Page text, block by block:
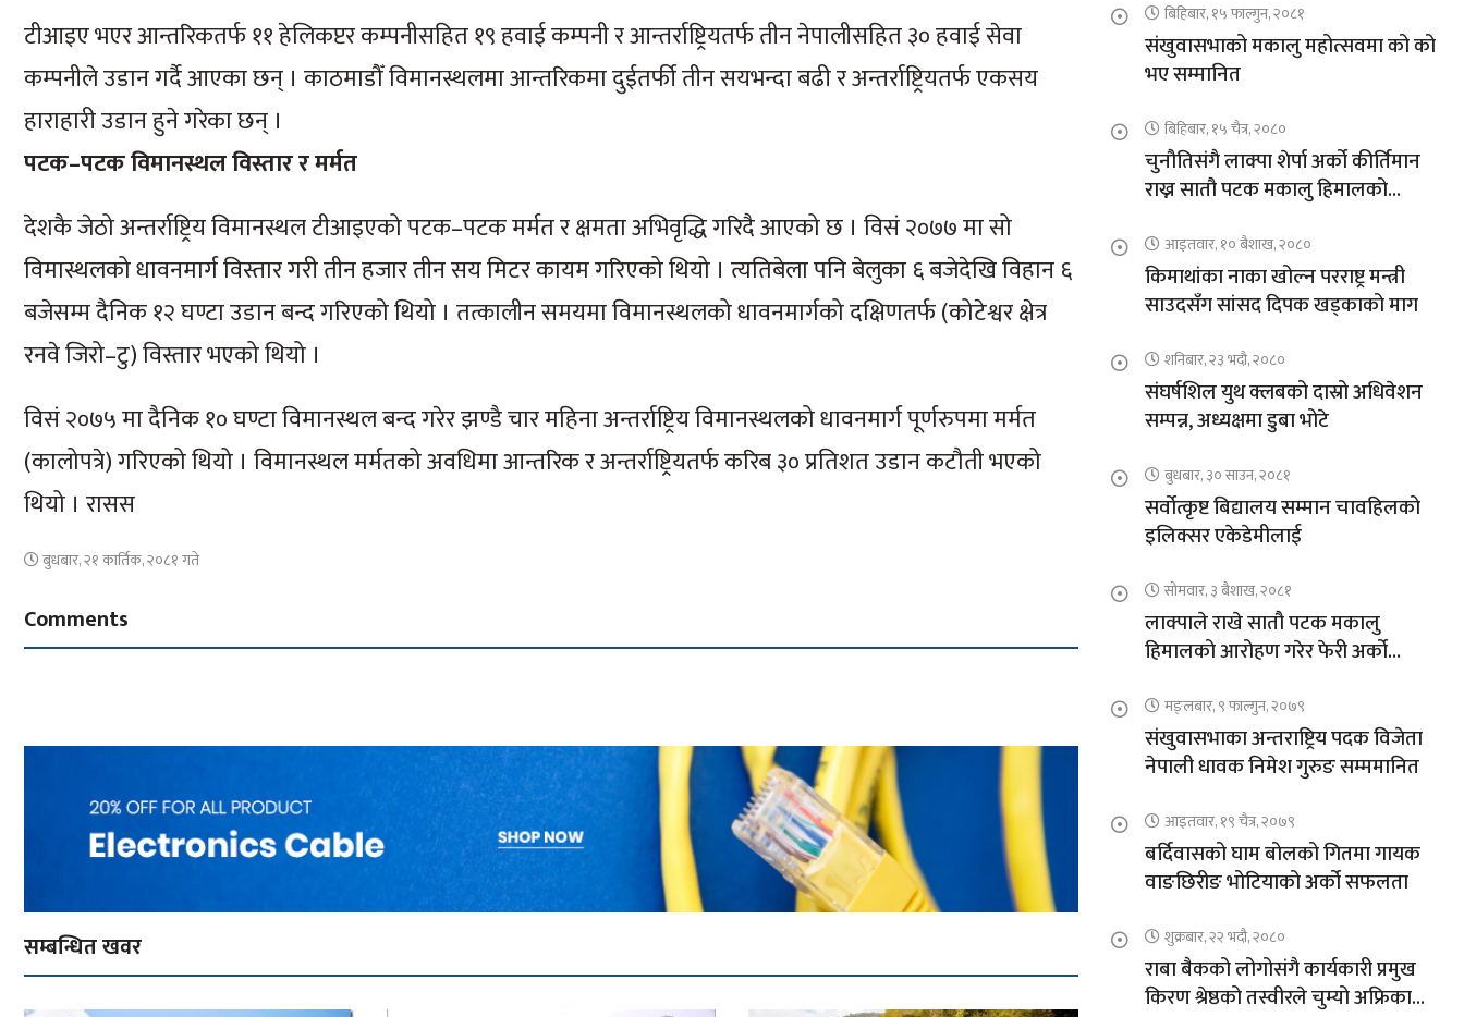
टीआइए भएर आन्तरिकतर्फ ११ हेलिकप्टर कम्पनीसहित १९ हवाई कम्पनी र आन्तर्राष्ट्रियतर्फ तीन नेपालीसहित ३० हवाई सेवा
कम्पनीले उडान गर्दै आएका छन् । काठमाडौँ विमानस्थलमा आन्तरिकमा दुईतर्फी तीन सयभन्दा बढी र अन्तर्राष्ट्रियतर्फ एकसय
हाराहारी उडान हुने गरेका छन् ।
पटक–पटक विमानस्थल विस्तार र मर्मत
देशकै जेठो अन्तर्राष्ट्रिय विमानस्थल टीआइएको पटक–पटक मर्मत र क्षमता अभिवृद्धि गरिदै आएको छ । विसं २०७७ मा सो
विमास्थलको धावनमार्ग विस्तार गरी तीन हजार तीन सय मिटर कायम गरिएको थियो । त्यतिबेला पनि बेलुका ६ बजेदेखि विहान ६
बजेसम्म दैनिक १२ घण्टा उडान बन्द गरिएको थियो । तत्कालीन समयमा विमानस्थलको धावनमार्गको दक्षिणतर्फ (कोटेश्वर क्षेत्र
रनवे जिरो–टु) विस्तार भएको थियो ।
विसं २०७५ मा दैनिक १० घण्टा विमानस्थल बन्द गरेर झण्डै चार महिना अन्तर्राष्ट्रिय विमानस्थलको धावनमार्ग पूर्णरुपमा मर्मत
(कालोपत्रे) गरिएको थियो । विमानस्थल मर्मतको अवधिमा आन्तरिक र अन्तर्राष्ट्रियतर्फ करिब ३० प्रतिशत उडान कटौती भएको
थियो । रासस
बुधबार, २१ कार्तिक, २०८१ गते
Comments
सम्बन्धित खवर
बिहिबार, १५ फाल्गुन, २०८१
संखुवासभाको मकालु महोत्सवमा को को
भए सम्मानित
बिहिबार, १५ चैत्र, २०८०
चुनौतिसंगै लाक्पा शेर्पा अर्को कीर्तिमान
राख्न सातौ पटक मकालु हिमालको
आइतवार, १० बैशाख, २०८०
किमाथांका नाका खोल्न परराष्ट्र मन्त्री
साउदसँग सांसद दिपक खड्काको माग
शनिबार, २३ भदौ, २०८०
संघर्षशिल युथ क्लबको दास्रो अधिवेशन
सम्पन्न, अध्यक्षमा डुबा भोटे
बुधबार, ३० साउन, २०८१
सर्वोत्कृष्ट बिद्यालय सम्मान चावहिलको
इलिक्सर एकेडेमीलाई
सोमवार, ३ बैशाख, २०८१
लाक्पाले राखे सातौ पटक मकालु
हिमालको आरोहण गरेर फेरी अर्को
मङ्लबार, ९ फाल्गुन, २०७९
संखुवासभाका अन्तराष्ट्रिय पदक विजेता
नेपाली धावक निमेश गुरुङ सम्ममानित
आइतवार, १९ चैत्र, २०७९
बर्दिवासको घाम बोलको गितमा गायक
वाङछिरीङ भोटियाको अर्को सफलता
शुक्रबार, २२ भदौ, २०८०
राबा बैकको लोगोसंगै कार्यकारी प्रमुख
किरण श्रेष्ठको तस्वीरले चुम्यो अफ्रिकाको